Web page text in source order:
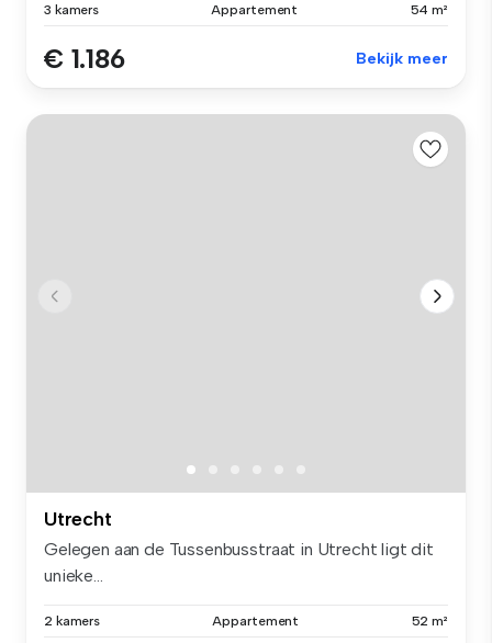
3 kamers Appartement 54 m²
€ 1.186 Bekijk meer
Utrecht
Gelegen aan de Tussenbusstraat in Utrecht ligt dit
unieke...
2 kamers Appartement 52 m²